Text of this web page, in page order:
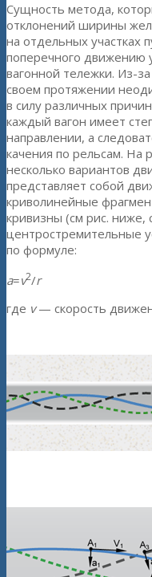
Сущность метода,
отклонений ширины
на отдельных участках
поперечного движению
вагонной тележки. Из-
своем протяжении
в силу различных
каждый вагон имеет
направлении, а
качения по рельсам. На
несколько вариантов
представляет собой
криволинейные
кривизны (см рис. ниже,
центростремительные
по формуле:
a=v2/r
где v— скорость